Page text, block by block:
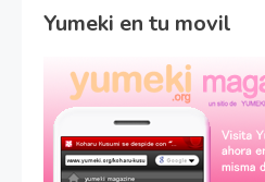
Yumeki en tu movil